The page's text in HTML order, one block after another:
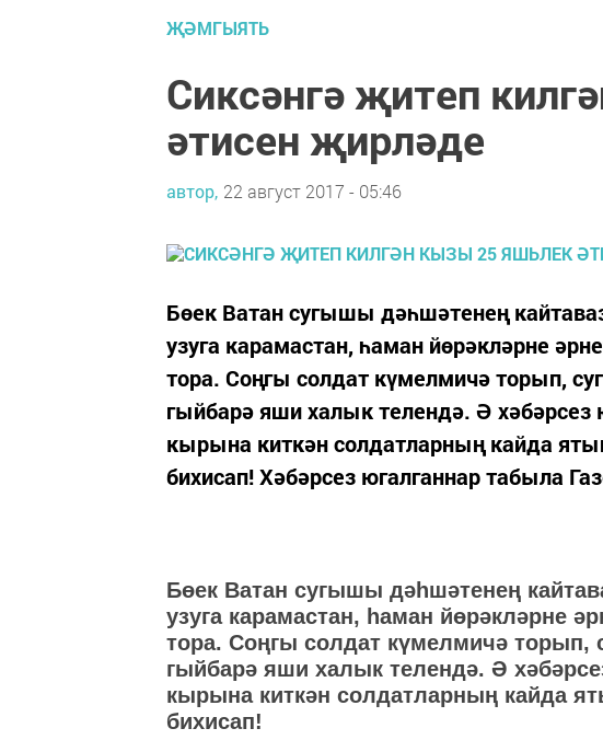
ҖӘМГЫЯТЬ
Сиксәнгә җитеп
әтисен җирләде
автор, 22 август 2017 - 05:46
Бөек Ватан сугышы дәһшәтенең
узуга карамастан, һаман йөрәкләрне
тора. Соңгы солдат күмелмичә торып,
гыйбарә яши халык телендә. Ә хәбәрсез
кырына киткән солдатларның кайда
бихисап! Хәбәрсез югалганнар табыла
Бөек Ватан сугышы дәһшәтенең
узуга карамастан, һаман йөрәкләрне
тора. Соңгы солдат күмелмичә
гыйбарә яши халык телендә. Ә
кырына киткән солдатларның кайда
бихисап!